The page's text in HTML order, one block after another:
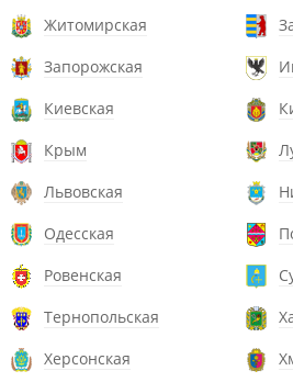
Житомирская
Запорожская
Киевская
Крым
Львовская
Одесская
Ровенская
Тернопольская
Херсонская